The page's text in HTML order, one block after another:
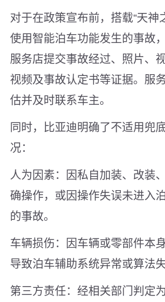
对于在政策宣布前，搭载“天神
使用智能泊车功能发生的事故
服务店提交事故经过、照片、
视频及事故认定书等证据。服
估并及时联系车主。
同时，比亚迪明确了不适用兜
况：
人为因素：因私自加装、改装
确操作，或因操作失误未进入
的事故。
车辆损伤：因车辆或零部件本
导致泊车辅助系统异常或算法
第三方责任：经相关部门判定